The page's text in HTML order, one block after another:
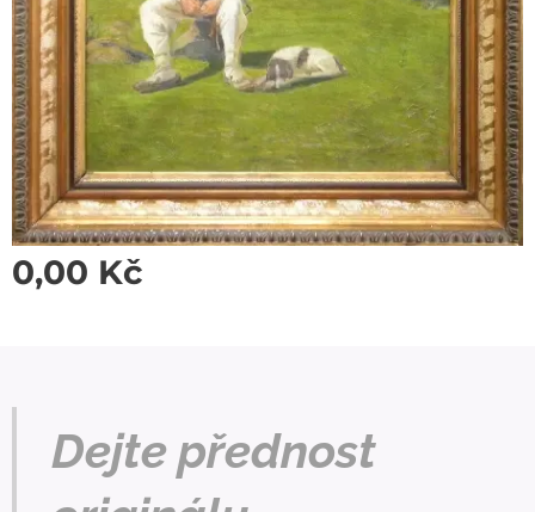
0,00 Kč
Dejte přednost